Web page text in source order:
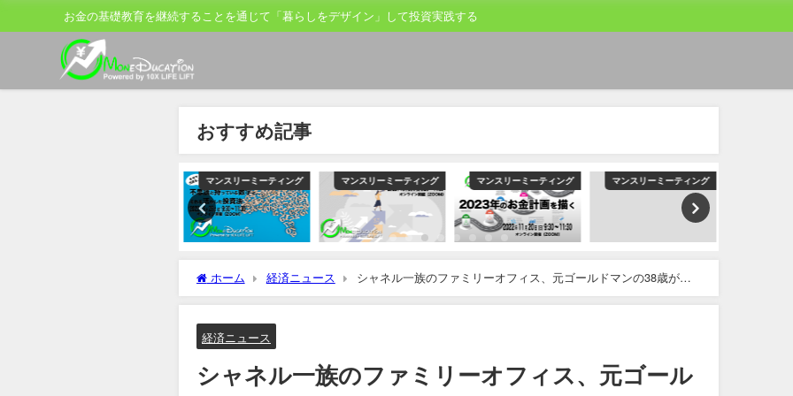
お金の基礎教育を継続することを通じて「暮らしをデザイン」して投資実践する
おすすめ記事
マンスリーミーティング マンスリーミーティング マンスリーミーティング マンスリーミーティング
ホーム 経済ニュース
シャネル一族のファミリーオフィス、元ゴールドマンの38歳が後
継候補
経済ニュース
シャネル一族のファミリーオフィス、元ゴール